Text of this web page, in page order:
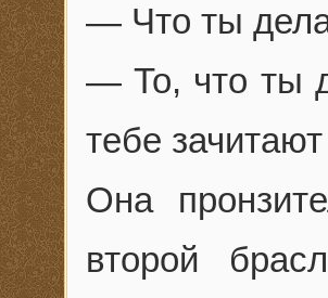
— Что ты
— То, что ты
тебе
Она
второй